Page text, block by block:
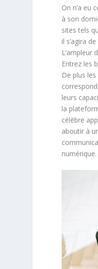
On n’a eu
à son
sites tels
il s’agira
L’ampleur
Entrez les
De plus
leurs
la
célèbre
aboutir à
numérique.